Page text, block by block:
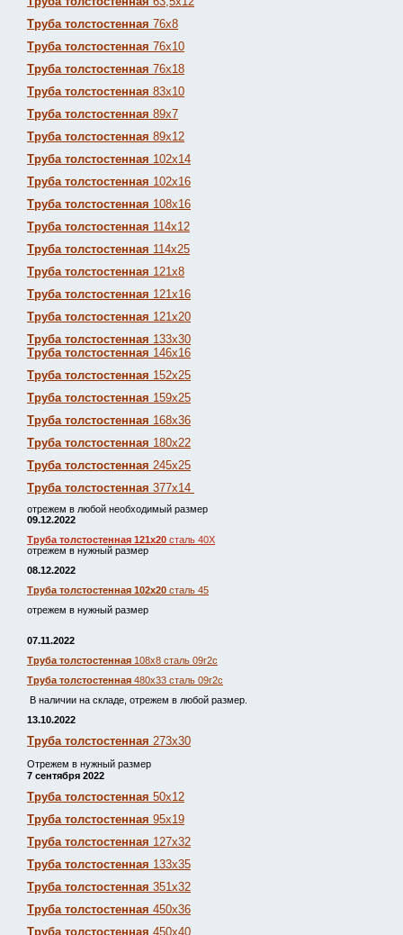
Труба толстостенная 76х8
Труба толстостенная 76х10
Труба толстостенная 76х18
Труба толстостенная 83х10
Труба толстостенная 89х7
Труба толстостенная 89х12
Труба толстостенная 102х14
Труба толстостенная 102х16
Труба толстостенная 108х16
Труба толстостенная 114х12
Труба толстостенная 114х25
Труба толстостенная 121х8
Труба толстостенная 121х16
Труба толстостенная 121х20
Труба толстостенная 133х30
Труба толстостенная 146х16
Труба толстостенная 152х25
Труба толстостенная 159х25
Труба толстостенная 168х36
Труба толстостенная 180х22
Труба толстостенная 245х25
Труба толстостенная 377х14
отрежем в любой необходимый размер
09.12.2022
Труба толстостенная 121х20 сталь 40Х
отрежем в нужный размер
08.12.2022
Труба толстостенная 102х20 сталь 45
отрежем в нужный размер
07.11.2022
Труба толстостенная 108х8 сталь 09г2с
Труба толстостенная 480х33 сталь 09г2с
В наличии на складе, отрежем в любой размер.
13.10.2022
Труба толстостенная 273х30
Отрежем в нужный размер
7 сентября 2022
Труба толстостенная 50х12
Труба толстостенная 95х19
Труба толстостенная 127х32
Труба толстостенная 133х35
Труба толстостенная 351х32
Труба толстостенная 450х36
Труба толстостенная 450х40